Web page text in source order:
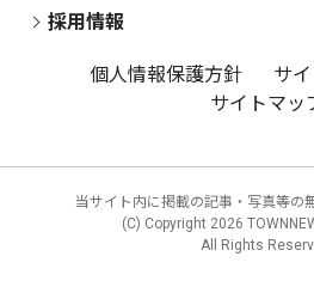
採用情報
個人情報保護方針
サ
サイトマッ
当サイト内に掲載の記事・写真等の
(C) Copyright 2026
All Rights